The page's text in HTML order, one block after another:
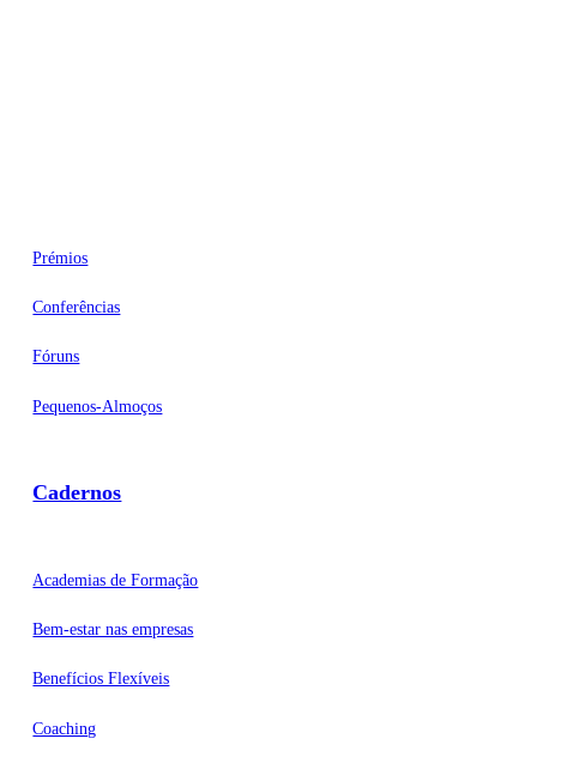
Prémios
Conferências
Fóruns
Pequenos-Almoços
Cadernos
Academias de Formação
Bem-estar nas empresas
Benefícios Flexíveis
Coaching